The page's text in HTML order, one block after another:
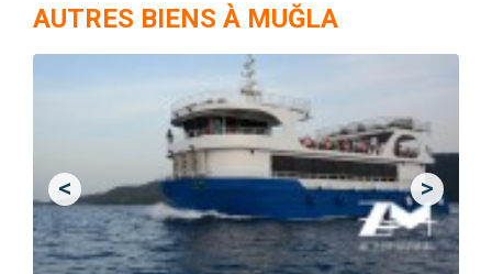
AUTRES BIENS À MUĞLA
<Previous >Next